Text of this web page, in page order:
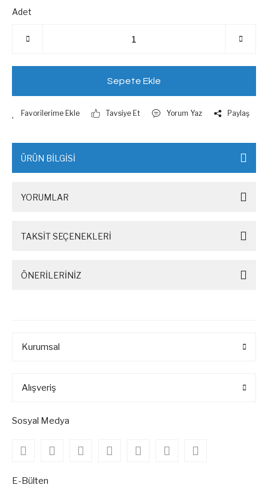
Adet
Sepete Ekle
Tavsiye Et Yorum Yaz Paylaş
ÜRÜN BİLGİSİ
YORUMLAR
TAKSİT SEÇENEKLERİ
ÖNERİLERİNİZ
Kurumsal
Alışveriş
Sosyal Medya
E-Bülten